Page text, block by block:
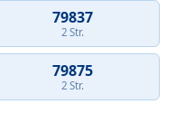
79837
2 Str.
79875
2 Str.